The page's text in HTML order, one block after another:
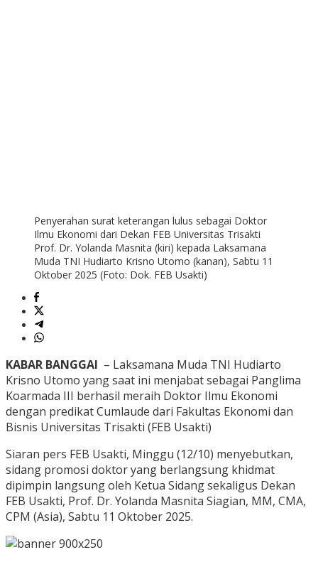
Penyerahan surat keterangan lulus sebagai Doktor
Ilmu Ekonomi dari Dekan FEB Universitas Trisakti
Prof. Dr. Yolanda Masnita (kiri) kepada Laksamana
Muda TNI Hudiarto Krisno Utomo (kanan), Sabtu 11
Oktober 2025 (Foto: Dok. FEB Usakti)
KABAR BANGGAI – Laksamana Muda TNI Hudiarto
Krisno Utomo yang saat ini menjabat sebagai Panglima
Koarmada III berhasil meraih Doktor Ilmu Ekonomi
dengan predikat Cumlaude dari Fakultas Ekonomi dan
Bisnis Universitas Trisakti (FEB Usakti)
Siaran pers FEB Usakti, Minggu (12/10) menyebutkan,
sidang promosi doktor yang berlangsung khidmat
dipimpin langsung oleh Ketua Sidang sekaligus Dekan
FEB Usakti, Prof. Dr. Yolanda Masnita Siagian, MM, CMA,
CPM (Asia), Sabtu 11 Oktober 2025.